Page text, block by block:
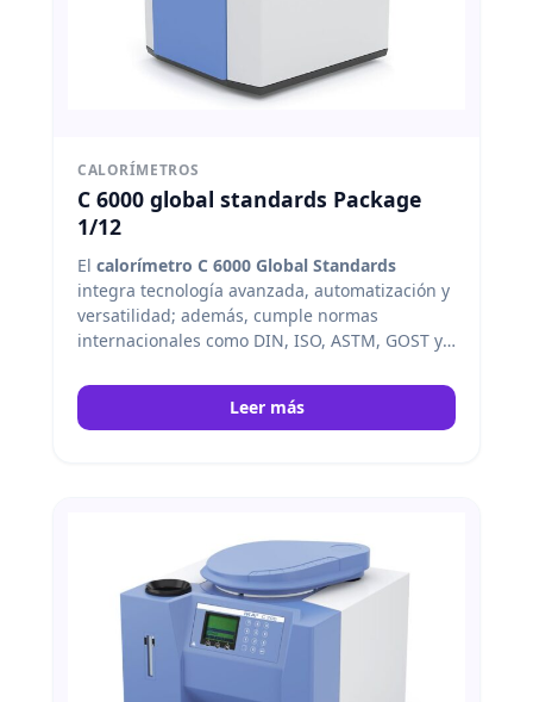
CALORÍMETROS
C 6000 global standards Package
1/12
El calorímetro C 6000 Global Standards
integra tecnología avanzada, automatización y
versatilidad; además, cumple normas
internacionales como DIN, ISO, ASTM, GOST y
temperaturas de 22 °C, 25 °C o 30 °C,
garantizando precisión en cada medición. IKA
Leer más